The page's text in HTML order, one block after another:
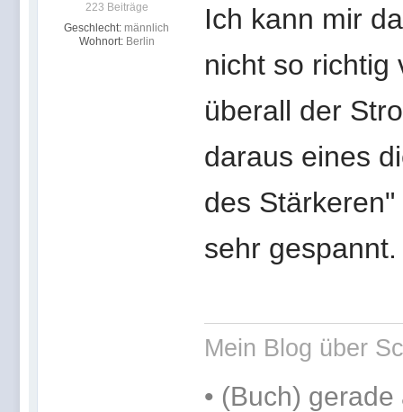
223 Beiträge
Geschlecht: männlich
Wohnort: Berlin
Ich kann mir
nicht so richtig
überall der
daraus eines
des
sehr gespannt.
Mein Blog über
• (Buch) gerade